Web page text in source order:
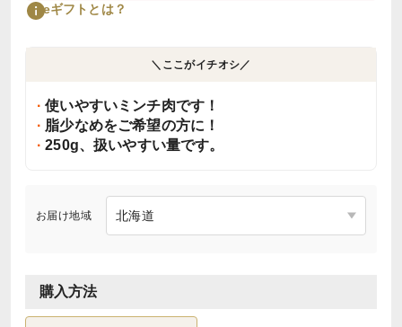
eギフトとは？
＼ここがイチオシ／
使いやすいミンチ肉です！
脂少なめをご希望の方に！
250g、扱いやすい量です。
お届け地域
購入方法